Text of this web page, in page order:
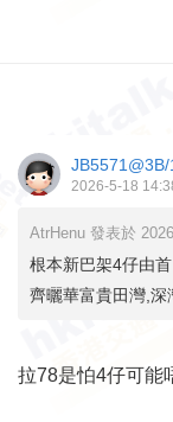
JB5571@3B/
2026-5-18
AtrHenu 發表於
根本新巴架4仔由
齊曬華富貴田灣,深
拉78是怕4仔可能